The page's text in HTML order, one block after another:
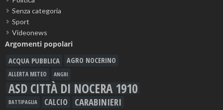
Senza categoria
Sport
Videonews
Argomenti popolari
ACQUA PUBBLICA AGRO NOCERINO
ALLERTA METEO ANGRI
ASD CITTÀ DI NOCERA 1910
BATTIPAGLIA CALCIO CARABINIERI